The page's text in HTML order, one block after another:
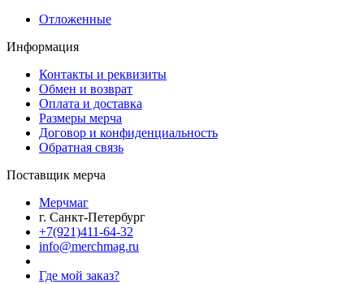
Отложенные
Информация
Контакты и реквизиты
Обмен и возврат
Оплата и доставка
Размеры мерча
Договор и конфиденциальность
Обратная связь
Поставщик мерча
Мерчмаг
г. Санкт-Петербург
+7(921)411-64-32
info@merchmag.ru
Где мой заказ?